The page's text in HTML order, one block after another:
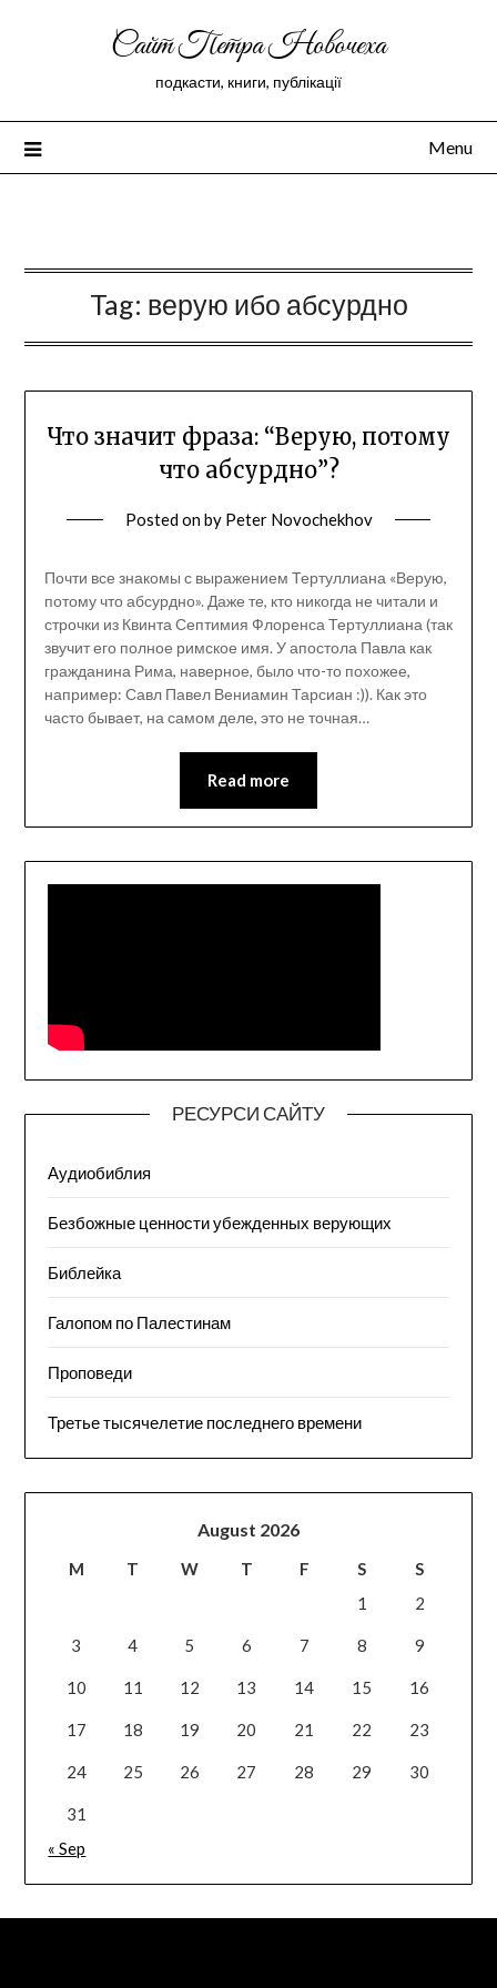
Сайт Петра Новочеха
подкасти, книги, публікації
Menu
Tag: верую ибо абсурдно
Что значит фраза: “Верую, потому
что абсурдно”?
Posted onby Peter Novochekhov
Почти все знакомы с выражением Тертуллиана «Верую,
потому что абсурдно». Даже те, кто никогда не читали и
строчки из Квинта Септимия Флоренса Тертуллиана (так
звучит его полное римское имя. У апостола Павла как
гражданина Рима, наверное, было что-то похожее,
например: Савл Павел Вениамин Тарсиан :)). Как это
часто бывает, на самом деле, это не точная…
Read more
РЕСУРСИ САЙТУ
Аудиобиблия
Безбожные ценности убежденных верующих
Библейка
Галопом по Палестинам
Проповеди
Третье тысячелетие последнего времени
August 2026
M T W T F S
S
1
2
3 4 5 6 7 8 9
10 11 12 13 14 15 16
17 18 19 20 21 22 23
24 25 26 27 28 29 30
31
« Sep